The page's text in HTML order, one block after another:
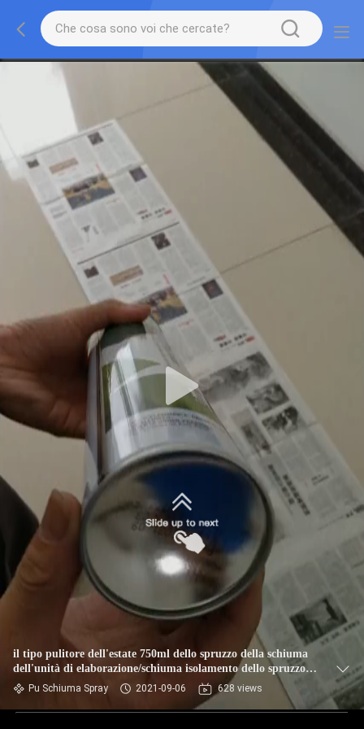
il tipo pulitore dell'estate 750ml dello spruzzo della schiuma
dell'unità di elaborazione/schiuma isolamento dello spruzzo
può Un-componente
Pu Schiuma Spray 2021-09-06 628 views